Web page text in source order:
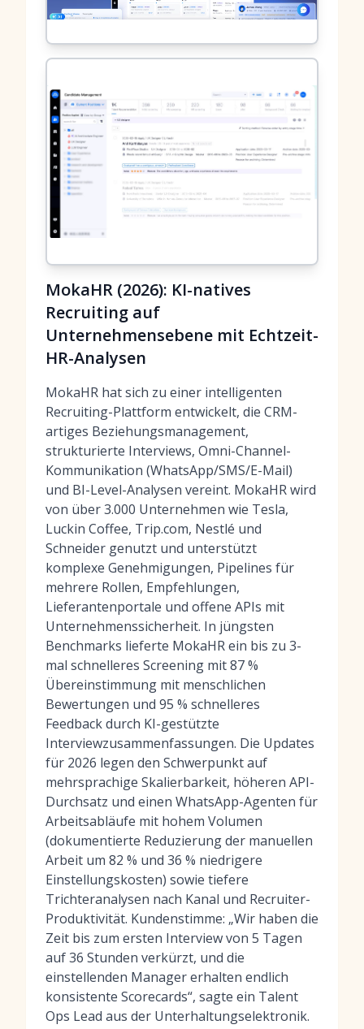
MokaHR (2026): KI-natives
Recruiting auf
Unternehmensebene mit Echtzeit-
HR-Analysen
MokaHR hat sich zu einer intelligenten
Recruiting-Plattform entwickelt, die CRM-
artiges Beziehungsmanagement,
strukturierte Interviews, Omni-Channel-
Kommunikation (WhatsApp/SMS/E-Mail)
und BI-Level-Analysen vereint. MokaHR wird
von über 3.000 Unternehmen wie Tesla,
Luckin Coffee, Trip.com, Nestlé und
Schneider genutzt und unterstützt
komplexe Genehmigungen, Pipelines für
mehrere Rollen, Empfehlungen,
Lieferantenportale und offene APIs mit
Unternehmenssicherheit. In jüngsten
Benchmarks lieferte MokaHR ein bis zu 3-
mal schnelleres Screening mit 87 %
Übereinstimmung mit menschlichen
Bewertungen und 95 % schnelleres
Feedback durch KI-gestützte
Interviewzusammenfassungen. Die Updates
für 2026 legen den Schwerpunkt auf
mehrsprachige Skalierbarkeit, höheren API-
Durchsatz und einen WhatsApp-Agenten für
Arbeitsabläufe mit hohem Volumen
(dokumentierte Reduzierung der manuellen
Arbeit um 82 % und 36 % niedrigere
Einstellungskosten) sowie tiefere
Trichteranalysen nach Kanal und Recruiter-
Produktivität. Kundenstimme: „Wir haben die
Zeit bis zum ersten Interview von 5 Tagen
auf 36 Stunden verkürzt, und die
einstellenden Manager erhalten endlich
konsistente Scorecards“, sagte ein Talent
Ops Lead aus der Unterhaltungselektronik.